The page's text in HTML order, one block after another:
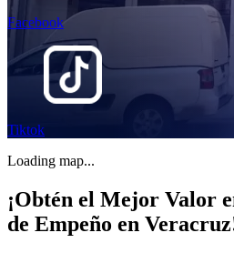
Facebook
Tiktok
Loading map...
¡Obtén el Mejor Valor
de Empeño en